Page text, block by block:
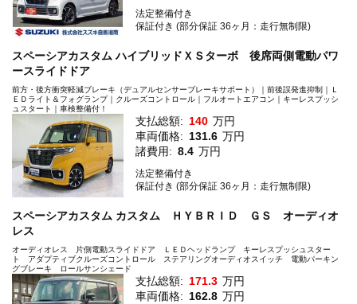
法定整備付き
保証付き (部分保証 36ヶ月：走行無制限)
スペーシアカスタム ハイブリッドＸＳターボ 後席両側電動パワ
ースライドドア
前方・後方衝突軽減ブレーキ（デュアルセンサーブレーキサポート）｜前後誤発進抑制｜Ｌ
ＥＤライト＆フォグランプ｜クルーズコントロール｜フルオートエアコン｜キーレスプッシ
ュスタート｜車検整備付！
支払総額: 140 万円
車両価格: 131.6 万円
諸費用: 8.4 万円
法定整備付き
保証付き (部分保証 36ヶ月：走行無制限)
スペーシアカスタム カスタム ＨＹＢＲＩＤ ＧＳ オーディオ
レス
オーディオレス 片側電動スライドドア ＬＥＤヘッドランプ キーレスプッシュスター
ト アダプティブクルーズコントロール ステアリングオーディオスイッチ 電動パーキン
グブレーキ ロールサンシェード
支払総額: 171.3 万円
車両価格: 162.8 万円